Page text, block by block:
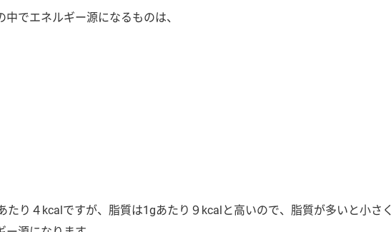
でエネルギー源になるものは、
たり４kcalですが、脂質は1gあたり９kcalと高いので、脂質が多いと小さく